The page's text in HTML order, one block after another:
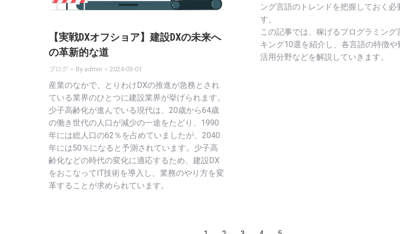
ング言語のトレンドを把握しておく必
す。
この記事では、稼げるプログラミング
キング10選を紹介し、各言語の特徴や
活用分野などを解説していきます。
【実戦DXオフショア】建設DXの未来へ
の革新的な道
ブログ By admin 2024-03-01
産業のなかで、とりわけDXの推進が急務とされ
ている業界のひとつに建設業界が挙げられます。
少子高齢化が進んでいる現代は、20歳から64歳
の働き世代の人口が減少の一途をたどり、1990
年には総人口の62％を占めていましたが、2040
年には50％になると予測されています。少子高
齢化などの時代の変化に適応するため、建設DX
をおこなってIT技術を導入し、業務のやり方を変
革することが求められています。